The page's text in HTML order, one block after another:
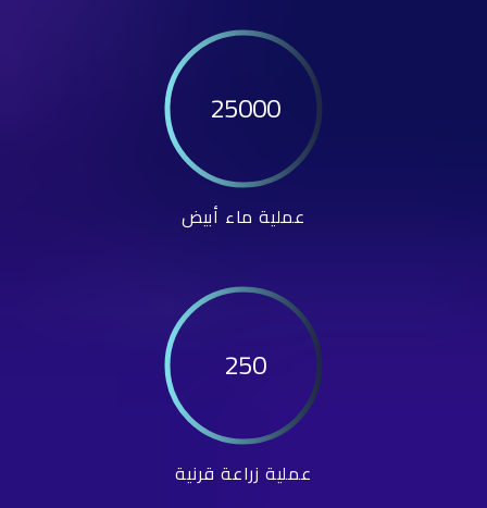
25000
عملية ماء أبيض
250
عملية زراعة قرنية